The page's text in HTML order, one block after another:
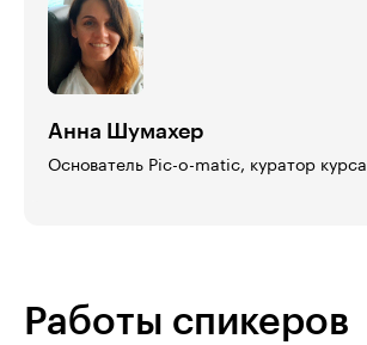
Анна Шумахер
Основатель Pic-o-matic, куратор курса
Работы спикеров